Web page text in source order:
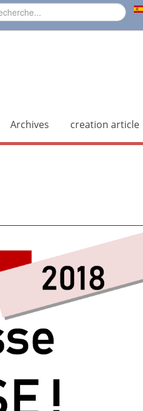
Archives creation article